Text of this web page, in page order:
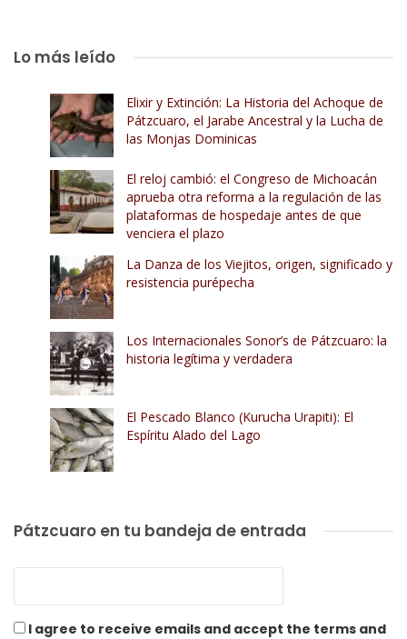
Lo más leído
Elixir y Extinción: La Historia del Achoque de
Pátzcuaro, el Jarabe Ancestral y la Lucha de
las Monjas Dominicas
El reloj cambió: el Congreso de Michoacán
aprueba otra reforma a la regulación de las
plataformas de hospedaje antes de que
venciera el plazo
La Danza de los Viejitos, origen, significado y
resistencia purépecha
Los Internacionales Sonor’s de Pátzcuaro: la
historia legítima y verdadera
El Pescado Blanco (Kurucha Urapiti): El
Espíritu Alado del Lago
Pátzcuaro en tu bandeja de entrada
I agree to receive emails and accept the terms and